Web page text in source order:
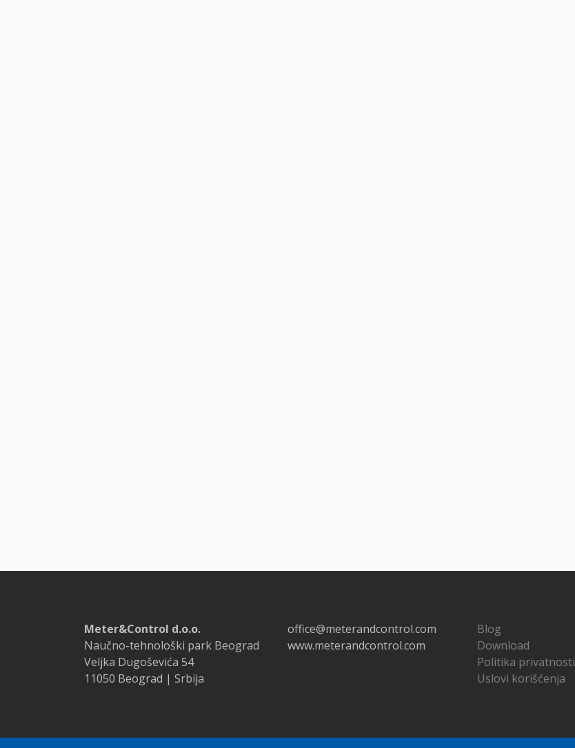
Meter&Control d.o.o.
Naučno-tehnološki park Beograd
Veljka Dugoševića 54
11050 Beograd | Srbija
office@meterandcontrol.com
www.meterandcontrol.com
Blog
Download
Politika privatnosti
Uslovi korišćenja